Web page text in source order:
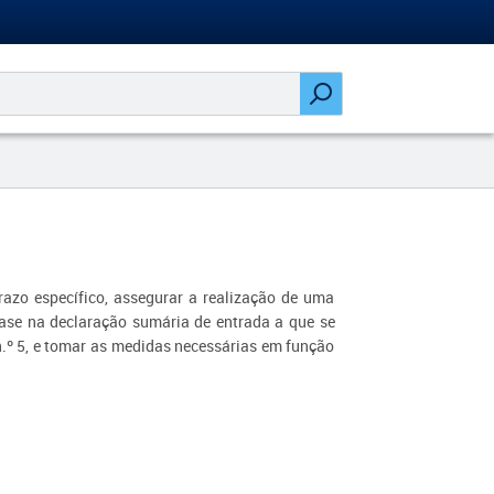
específico, assegurar a realização de uma
na declaração sumária de entrada a que se
5, e tomar as medidas necessárias em função